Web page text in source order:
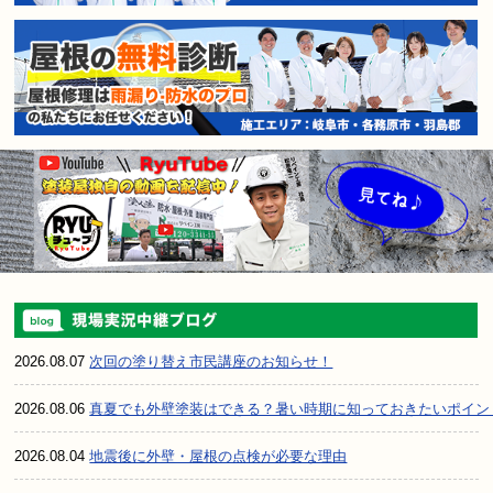
2026.08.07次回の塗り替え市民講座のお知らせ！
2026.08.06真夏でも外壁塗装はできる？暑い時期に知っておきたいポイン
2026.08.04地震後に外壁・屋根の点検が必要な理由